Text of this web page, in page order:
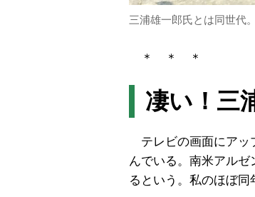
三浦雄一郎氏とは同世代
＊ ＊ ＊
凄い！三
テレビの画面にアッ
んでいる。南米アル
るという。私のほぼ同